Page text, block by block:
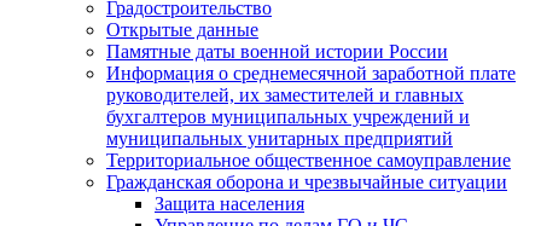
Градостроительство
Открытые данные
Памятные даты военной истории России
Информация о среднемесячной заработной плате
руководителей, их заместителей и главных
бухгалтеров муниципальных учреждений и
муниципальных унитарных предприятий
Территориальное общественное самоуправление
Гражданская оборона и чрезвычайные ситуации
Защита населения